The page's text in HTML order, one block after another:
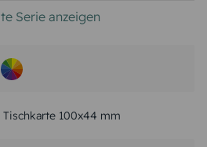
Serie anzeigen
Tischkarte 100x44 mm